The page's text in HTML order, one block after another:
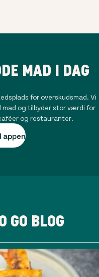
MAD I DAG
for overskudsmad. Vi
og tilbyder stor værdi for
og restauranter.
appen
GO BLOG